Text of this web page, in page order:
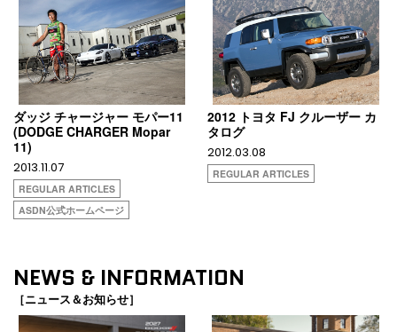
ダッジ チャージャー モパー11
(DODGE CHARGER Mopar
11)
2013.11.07
REGULAR ARTICLES
ASDN公式ホームページ
2012 トヨタ FJ クルーザー カ
タログ
2012.03.08
REGULAR ARTICLES
NEWS & INFORMATION
［ニュース＆お知らせ］